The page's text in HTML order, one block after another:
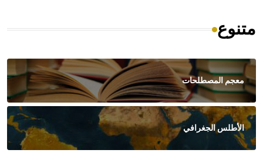
متنوع
معجم المصطلحات
الأطلس الجغرافي